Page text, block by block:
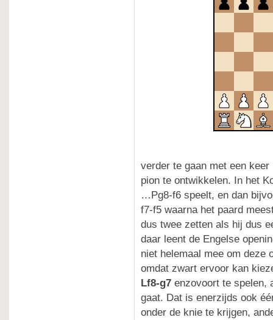
verder te gaan met een keer
pion te ontwikkelen. In het
…Pg8-f6 speelt, en dan
f7-f5 waarna het paard
dus twee zetten als hij dus
daar leent de Engelse
niet helemaal mee om deze
omdat zwart ervoor kan
Lf8-g7 enzovoort te spelen,
gaat. Dat is enerzijds ook
onder de knie te krijgen,